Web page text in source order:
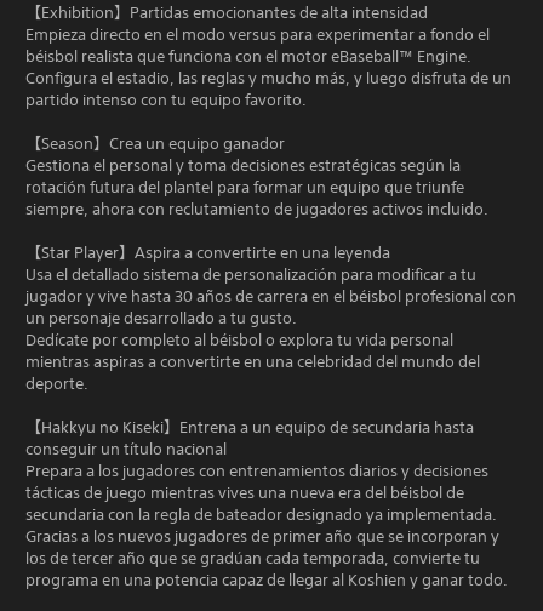
【Exhibition】Partidas emocionantes de alta intensidad
Empieza directo en el modo versus para experimentar a fondo el
béisbol realista que funciona con el motor eBaseball™ Engine.
Configura el estadio, las reglas y mucho más, y luego disfruta de un
partido intenso con tu equipo favorito.
【Season】Crea un equipo ganador
Gestiona el personal y toma decisiones estratégicas según la
rotación futura del plantel para formar un equipo que triunfe
siempre, ahora con reclutamiento de jugadores activos incluido.
【Star Player】Aspira a convertirte en una leyenda
Usa el detallado sistema de personalización para modificar a tu
jugador y vive hasta 30 años de carrera en el béisbol profesional con
un personaje desarrollado a tu gusto.
Dedícate por completo al béisbol o explora tu vida personal
mientras aspiras a convertirte en una celebridad del mundo del
deporte.
【Hakkyu no Kiseki】Entrena a un equipo de secundaria hasta
conseguir un título nacional
Prepara a los jugadores con entrenamientos diarios y decisiones
tácticas de juego mientras vives una nueva era del béisbol de
secundaria con la regla de bateador designado ya implementada.
Gracias a los nuevos jugadores de primer año que se incorporan y
los de tercer año que se gradúan cada temporada, convierte tu
programa en una potencia capaz de llegar al Koshien y ganar todo.